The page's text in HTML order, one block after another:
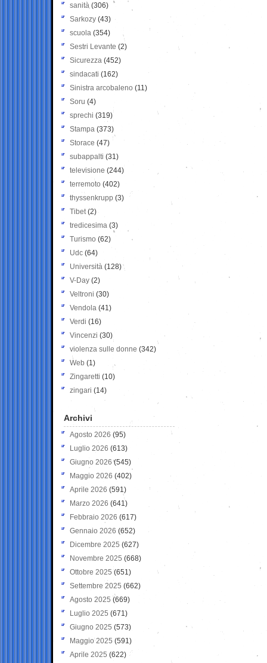
sanità (306)
Sarkozy (43)
scuola (354)
Sestri Levante (2)
Sicurezza (452)
sindacati (162)
Sinistra arcobaleno (11)
Soru (4)
sprechi (319)
Stampa (373)
Storace (47)
subappalti (31)
televisione(244)
terremoto (402)
thyssenkrupp (3)
Tibet(2)
tredicesima (3)
Turismo (62)
Udc (64)
Università (128)
V-Day (2)
Veltroni (30)
Vendola (41)
Verdi (16)
Vincenzi (30)
violenza sulle donne (342)
Web (1)
Zingaretti (10)
zingari (14)
Archivi
Agosto 2026 (95)
Luglio 2026 (613)
Giugno 2026 (545)
Maggio 2026 (402)
Aprile 2026 (591)
Marzo 2026 (641)
Febbraio 2026 (617)
Gennaio 2026 (652)
Dicembre 2025 (627)
Novembre 2025 (668)
Ottobre 2025 (651)
Settembre 2025 (662)
Agosto 2025 (669)
Luglio 2025 (671)
Giugno 2025 (573)
Maggio 2025 (591)
Aprile 2025 (622)